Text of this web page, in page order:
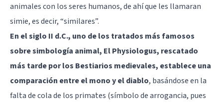
animales con los seres humanos, de ahí que les llamaran
simie, es decir, “similares”.
En el siglo II d.C., uno de los tratados más famosos
sobre simbología animal, El Physiologus, rescatado
más tarde por los Bestiarios medievales, establece una
comparación entre el mono y el diablo, basándose en la
falta de cola de los primates (símbolo de arrogancia, pues